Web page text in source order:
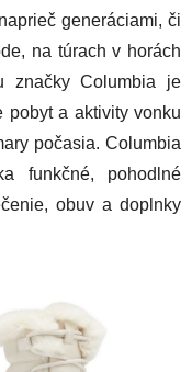
generáciami, či
na túrach v horách
značky Columbia je
a aktivity vonku
počasia. Columbia
funkčné, pohodlné
obuv a doplnky